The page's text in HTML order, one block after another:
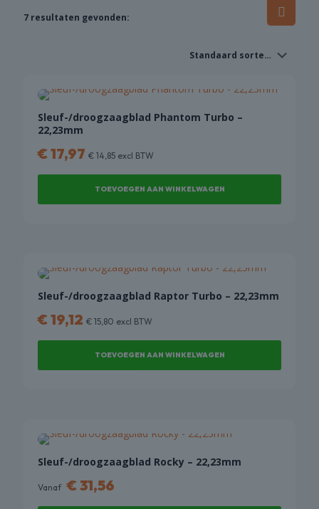
7 resultaten gevonden:
Sleuf-/droogzaagblad Phantom Turbo –
22,23mm
€17,97 € 14,85 excl BTW
TOEVOEGEN AAN WINKELWAGEN
Sleuf-/droogzaagblad Raptor Turbo – 22,23mm
€19,12 € 15,80 excl BTW
TOEVOEGEN AAN WINKELWAGEN
Sleuf-/droogzaagblad Rocky – 22,23mm
Vanaf €31,56
ACCESSOIRES